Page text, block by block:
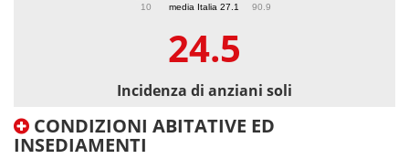
media Italia 27.1
10 90.9
24.5
Incidenza di anziani soli
CONDIZIONI ABITATIVE ED
INSEDIAMENTI